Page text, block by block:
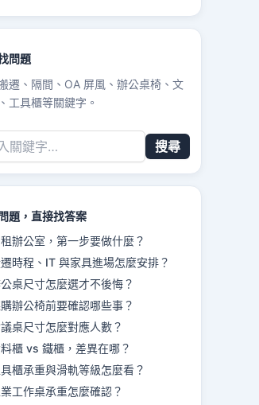
問題
遷、隔間、OA 屏風、辦公桌椅、文
工具櫃等關鍵字。
搜尋
題，直接找答案
辦公室，第一步要做什麼？
時程、IT 與家具進場怎麼安排？
桌尺寸怎麼選才不後悔？
辦公椅前要確認哪些事？
桌尺寸怎麼對應人數？
櫃 vs 鐵櫃，差異在哪？
櫃承重與滑軌等級怎麼看？
工作桌承重怎麼確認？